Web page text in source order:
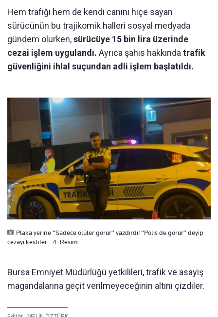
Hem trafiği hem de kendi canını hiçe sayan
sürücünün bu trajikomik halleri sosyal medyada
gündem olurken,sürücüye 15 bin lira üzerinde
cezai işlem uygulandı. Ayrıca şahıs hakkındatrafik
güvenliğini ihlal suçundan adli işlem başlatıldı.
Plaka yerine “Sadece ölüler görür” yazdırdı! “Polis de görür” deyip
cezayı kestiler - 4. Resim
Bursa Emniyet Müdürlüğü yetkilileri, trafik ve asayiş
magandalarına geçit verilmeyeceğinin altını çizdiler.